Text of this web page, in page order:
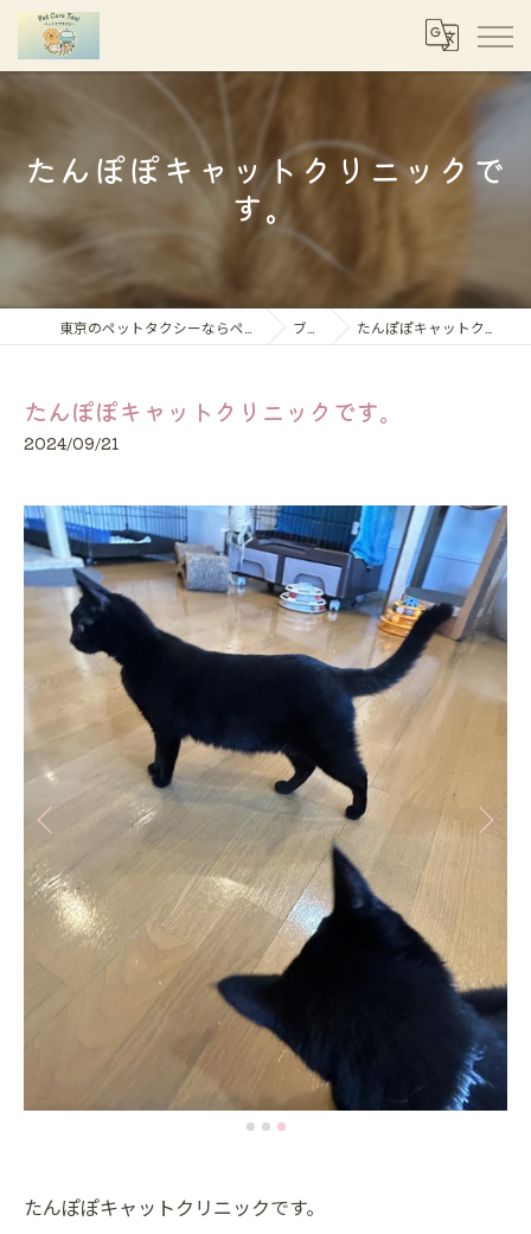
たんぽぽキャットクリニックで
す。
ブログ たんぽぽキャットクリニックです。
たんぽぽキャットクリニックです。
2024/09/21
たんぽぽキャットクリニックです。